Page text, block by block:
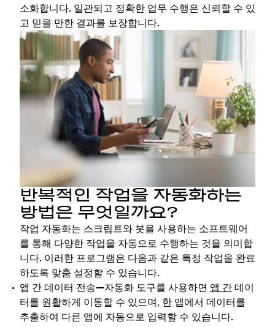
소화합니다. 일관되고 정확한 업무 수행은 신뢰할 수 있
고 믿을 만한 결과를 보장합니다.
반복적인 작업을 자동화하는
방법은 무엇일까요?
작업 자동화는 스크립트와 봇을 사용하는 소프트웨어
를 통해 다양한 작업을 자동으로 수행하는 것을 의미합
니다. 이러한 프로그램은 다음과 같은 특정 작업을 완료
하도록 맞춤 설정할 수 있습니다.
앱 간 데이터 전송—자동화 도구를 사용하면 앱 간 데이
터를 원활하게 이동할 수 있으며, 한 앱에서 데이터를
추출하여 다른 앱에 자동으로 입력할 수 있습니다.